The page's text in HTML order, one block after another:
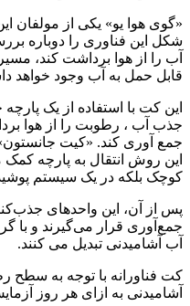
«گوی هوا یو» یکی از مولفان
شکل این فناوری را دوباره
آب را از هوا برداشت کند،
قابل حمل به آب وجود خواهد
این کت با استفاده از یک
جذب آب ، رطوبت را از هوا
جمع آوری کند. «کیت
این روش انتقال به پارچه کمک
کوچک بلکه در یک سیستم
پس از آن، این واحدهای
جمع‌آوری قرار می‌گیرند و با
آب آشامیدنی تبدیل می کنند.
آشامیدنی به ازای هر روز